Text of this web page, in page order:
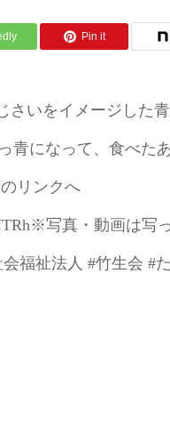
Pin it
さいをイメージした
青になって、食べた
リンクへ
写真・動画は写
福祉法人 #竹生会 #